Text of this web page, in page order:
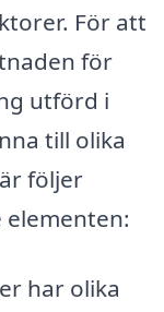
För att
för
utförd i
till olika
följer
har olika